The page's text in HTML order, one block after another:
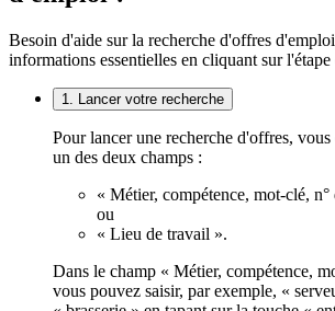
Besoin d'aide sur la recherche d'offres
informations essentielles en cliquant sur
1. Lancer votre recherche
Pour lancer une recherche d'offres,
un des deux champs :
« Métier, compétence, mot-clé,
ou
« Lieu de travail ».
Dans le champ « Métier, compétence,
vous pouvez saisir, par exemple, «